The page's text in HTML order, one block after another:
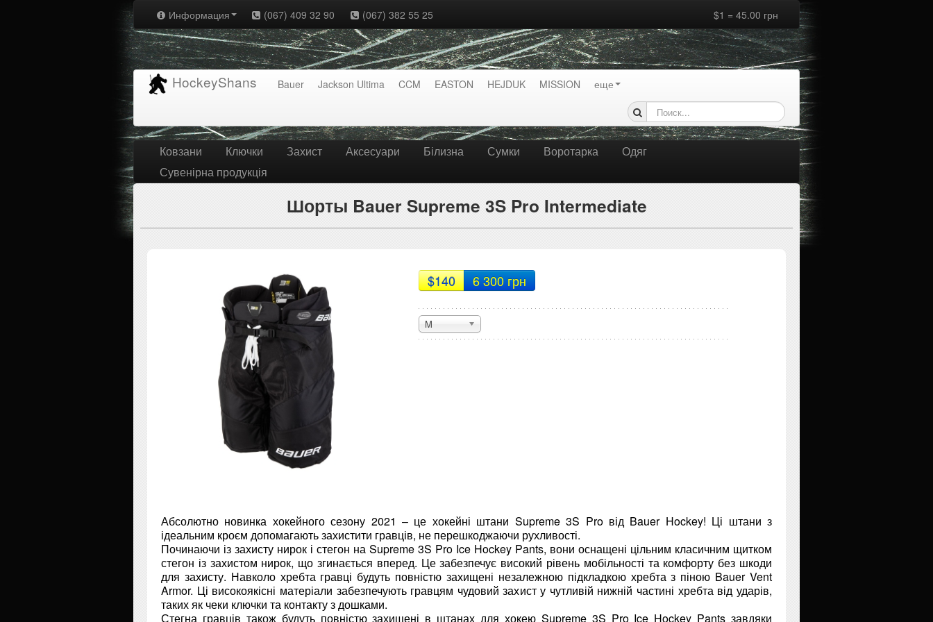
Информация (067) 409 32 90 (067) 382 55 25 $1 = 45.00 грн
HockeyShans Bauer Jackson Ultima CCM EASTON HEJDUK MISSION еще
Ковзани Ключки Захист Аксесуари Білизна Сумки Воротарка
Одяг
Сувенірна продукція
Шорты Bauer Supreme 3S Pro Intermediate
$140 6 300 грн
M
Абсолютно новинка хокейного сезону 2021 – це хокейні штани Supreme 3S Pro від Bauer Hockey! Ці штани з
ідеальним кроєм допомагають захистити гравців, не перешкоджаючи рухливості.
Починаючи із захисту нирок і стегон на Supreme 3S Pro Ice Hockey Pants, вони оснащені цільним класичним щитком
стегон із захистом нирок, що згинається вперед. Це забезпечує високий рівень мобільності та комфорту без шкоди
для захисту. Навколо хребта гравці будуть повністю захищені незалежною підкладкою хребта з піною Bauer Vent
Armor. Ці високоякісні матеріали забезпечують гравцям чудовий захист у чутливій нижній частині хребта від ударів,
таких як чеки ключки та контакту з дошками.
Стегна гравців також будуть повністю захищені в штанах для хокею Supreme 3S Pro Ice Hockey Pants завдяки